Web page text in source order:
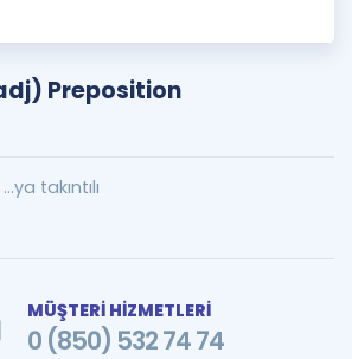
Preposition
...ya takıntılı
MÜŞTERİ HİZMETLERİ
0 (850) 532 74 74